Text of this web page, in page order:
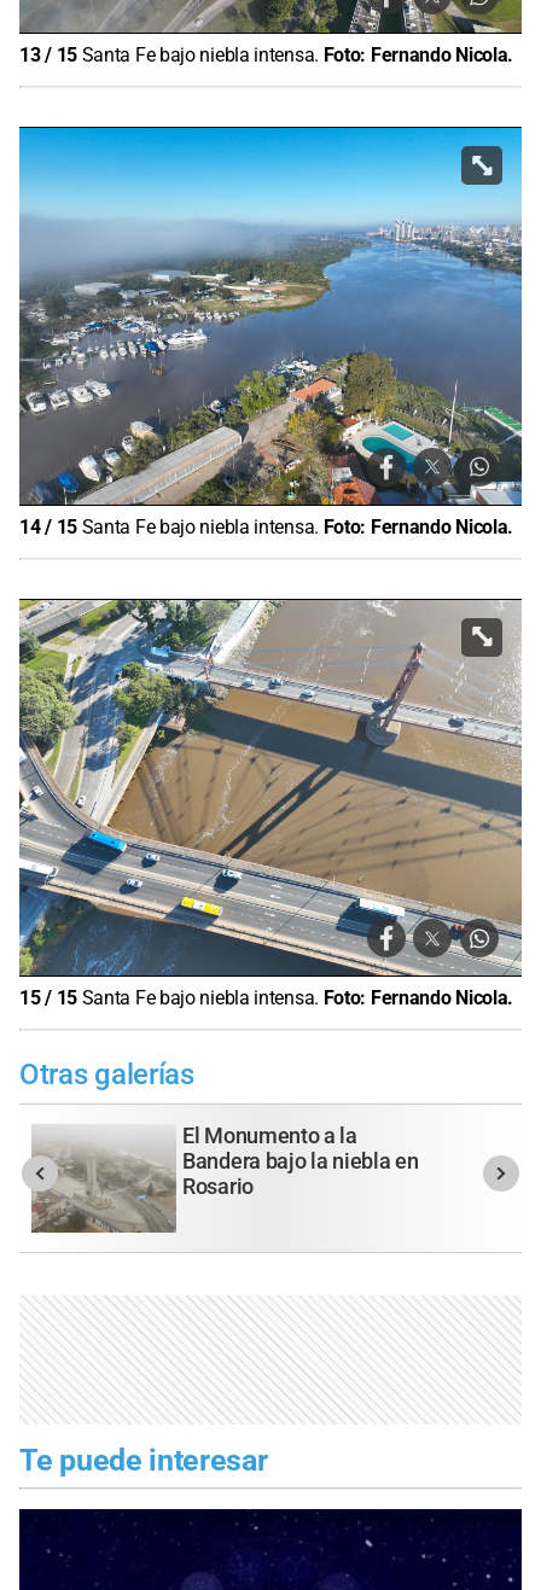
13/ 15 Santa Fe bajo niebla intensa. Foto: Fernando Nicola.
14/ 15 Santa Fe bajo niebla intensa. Foto: Fernando Nicola.
15/ 15 Santa Fe bajo niebla intensa. Foto: Fernando Nicola.
Otras galerías
El Monumento a la
Bandera bajo la niebla en
Rosario
Te puede interesar